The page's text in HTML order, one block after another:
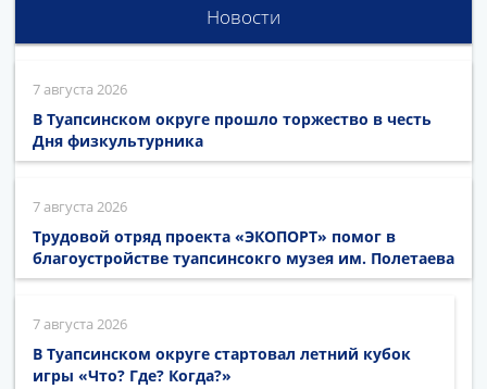
Новости
7 августа 2026
В Туапсинском округе прошло торжество в честь
Дня физкультурника
7 августа 2026
Трудовой отряд проекта «ЭКОПОРТ» помог в
благоустройстве туапсинсокго музея им. Полетаева
7 августа 2026
В Туапсинском округе стартовал летний кубок
игры «Что? Где? Когда?»